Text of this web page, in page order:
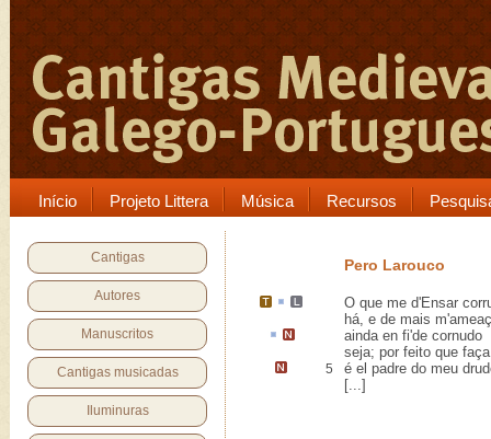
Início Projeto Littera Música Recursos
Cantigas
Autores
Manuscritos
Cantigas musicadas
Iluminuras
Pero Larouco
O que me d'Ensar
há, e de mais
ainda en fi'de cornudo
seja; por feito que
5 é el padre do meu
[...]